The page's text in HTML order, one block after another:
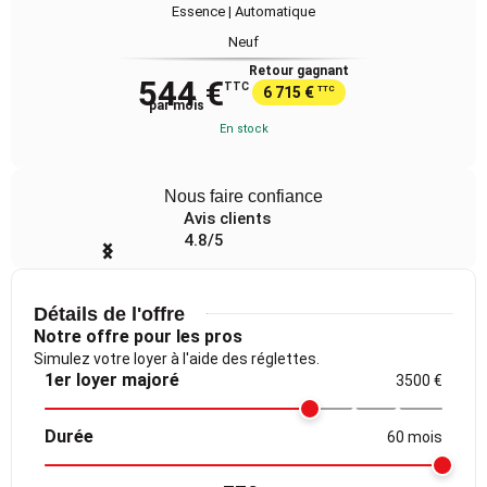
Essence | Automatique
Neuf
544 €TTC
par mois
Retour gagnant
6 715 € TTC
En stock
Nous faire confiance
Avis clients
4.8/5
Item
4
Détails de l'offre
Notre offre pour les pros
Simulez votre loyer à l'aide des réglettes.
1er loyer majoré 3500 €
Durée 60 mois